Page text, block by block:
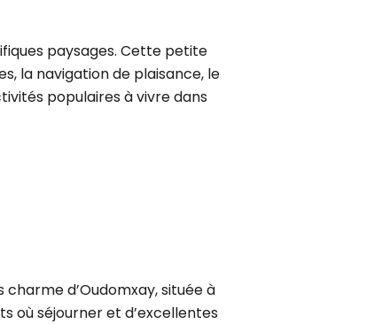
paysages. Cette petite
la navigation de plaisance, le
populaires à vivre dans
d’Oudomxay, située à
où séjourner et d’excellentes